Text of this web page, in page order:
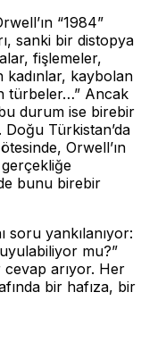
“1984”
sanki bir distopya
fişlemeler,
kadınlar, kaybolan
türbeler…” Ancak
durum ise birebir
Türkistan’da
Orwell’ın
bunu birebir
soru yankılanıyor:
mu?”
cevap arıyor. Her
bir hafıza, bir